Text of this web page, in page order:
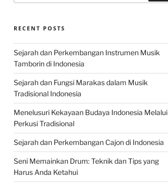
RECENT POSTS
Sejarah dan Perkembangan Instrumen Musik
Tamborin di Indonesia
Sejarah dan Fungsi Marakas dalam Musik
Tradisional Indonesia
Menelusuri Kekayaan Budaya Indonesia Melalui
Perkusi Tradisional
Sejarah dan Perkembangan Cajon di Indonesia
Seni Memainkan Drum: Teknik dan Tips yang
Harus Anda Ketahui